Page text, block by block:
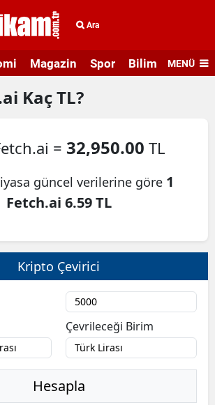
Ara
Magazin Spor Bilim veMENÜ
Kaç TL?
= 32,950.00 TL
güncel verilerine göre 1
Fetch.ai 6.59 TL
Kripto Çevirici
Çevrileceği Birim
Hesapla